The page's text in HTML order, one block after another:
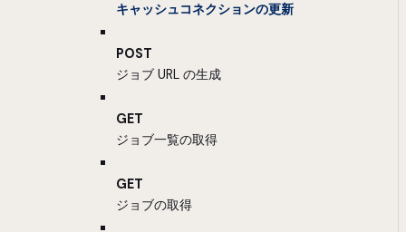
キャッシュコネクションの更新
POST
ジョブ URL の生成
GET
ジョブ一覧の取得
GET
ジョブの取得